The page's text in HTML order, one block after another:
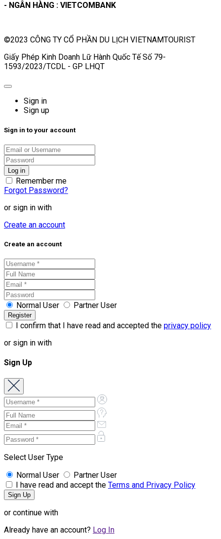
- NGÂN HÀNG : VIETCOMBANK
©2023 CÔNG TY CỔ PHẦN DU LỊCH VIETNAMTOURIST
Giấy Phép Kinh Doanh Lữ Hành Quốc Tế Số 79-
1593/2023/TCDL - GP LHQT
Sign in
Sign up
Sign in to your account
Remember me
Forgot Password?
or sign in with
Create an account
Create an account
Normal User Partner User
I confirm that I have read and accepted the privacy policy
or sign in with
Sign Up
Select User Type
Normal User
Partner User
I have read and accept the Terms and Privacy Policy
or continue with
Already have an account? Log In